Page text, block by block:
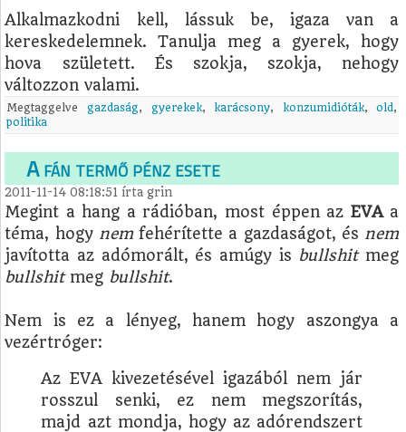
Alkalmazkodni kell, lássuk be, igaza van a
kereskedelemnek. Tanulja meg a gyerek, hogy
hova született. És szokja, szokja, nehogy
változzon valami.
Megtaggelve gazdaság, gyerekek, karácsony, konzumidióták,old,
politika
A fán termő pénz esete
2011-11-14 08:18:51 írtagrin
Megint a hang a rádióban, most éppen az EVAa
téma, hogy nemfehérítette a gazdaságot, és nem
javította az adómorált, és amúgy is bullshitmeg
bullshitmeg bullshit.
Nem is ez a lényeg, hanem hogy aszongya a
vezértróger:
Az EVA kivezetésével igazából nem jár
rosszul senki, ez nem megszorítás,
majd azt mondja, hogy az adórendszert